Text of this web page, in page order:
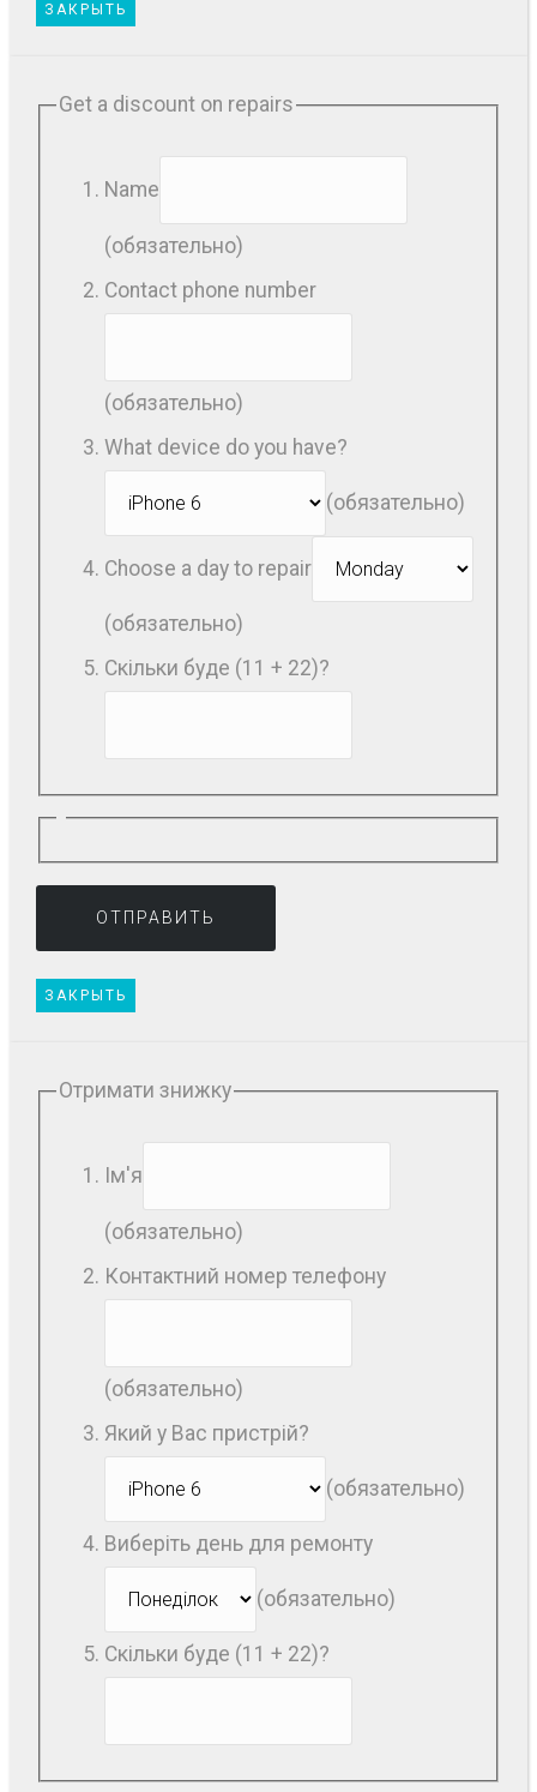
ЗАКРЫТЬ
Get a discount on repairs
Name
(обязательно)
Contact phone number
(обязательно)
What device do you have?
(обязательно)
Choose a day to repair
(обязательно)
Скільки буде (11 + 22)?
ЗАКРЫТЬ
Отримати знижку
Ім'я
(обязательно)
Контактний номер телефону
(обязательно)
Який у Вас пристрій?
(обязательно)
Виберіть день для ремонту
(обязательно)
Скільки буде (11 + 22)?